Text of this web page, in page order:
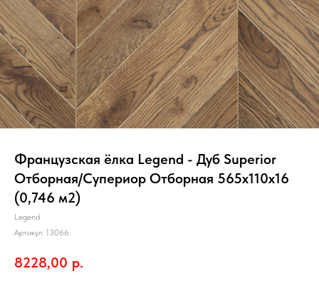
Французская ёлка Legend - Дуб Superior
Отборная/Супериор Отборная 565х110х16
(0,746 м2)
Legend
Артикул: 13066
8228,00 р.